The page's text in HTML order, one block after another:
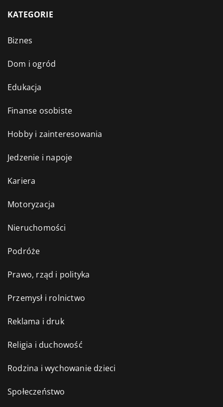
KATEGORIE
Biznes
Dom i ogród
Edukacja
Finanse osobiste
Hobby i zainteresowania
Jedzenie i napoje
Kariera
Motoryzacja
Nieruchomości
Podróże
Prawo, rząd i polityka
Przemysł i rolnictwo
Reklama i druk
Religia i duchowość
Rodzina i wychowanie dzieci
Społeczeństwo